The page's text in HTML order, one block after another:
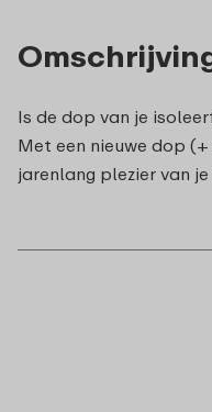
Is de dop van je
Met een nieuwe dop
jarenlang plezier van